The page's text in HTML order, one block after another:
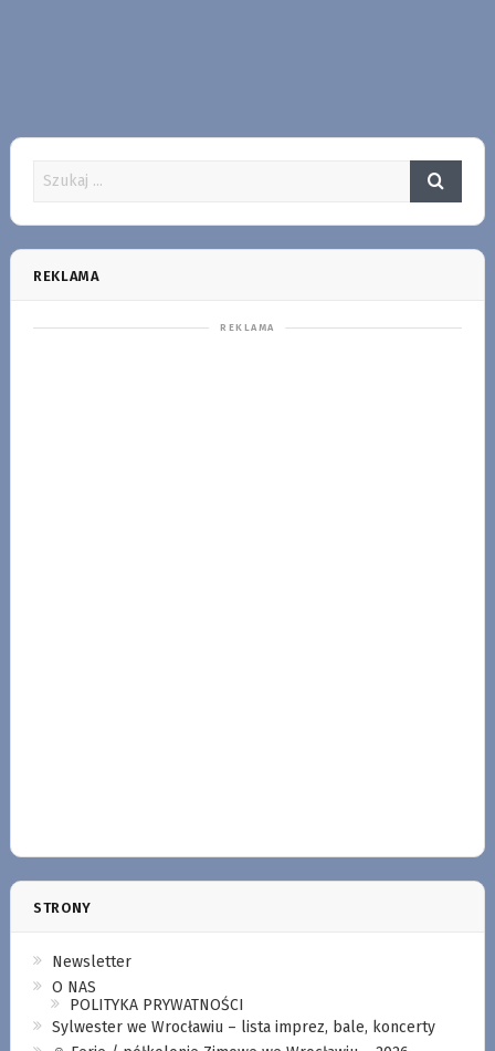
REKLAMA
STRONY
Newsletter
O NAS
POLITYKA PRYWATNOŚCI
Sylwester we Wrocławiu – lista imprez, bale, koncerty